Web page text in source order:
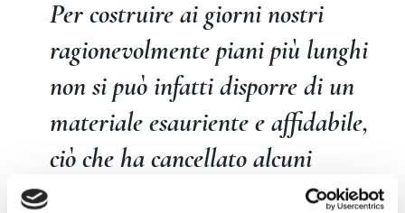
Per costruire ai giorni nostri
ragionevolmente piani più lunghi
non si può infatti disporre di un
materiale esauriente e affidabile,
ciò che ha cancellato alcuni
riferimenti classici e reso le